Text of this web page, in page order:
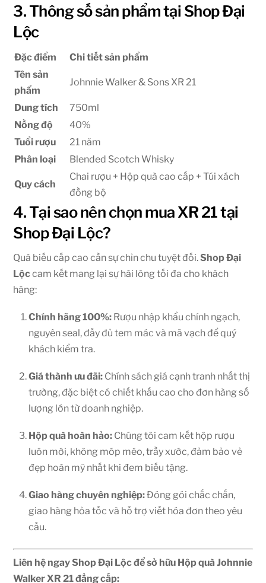
3. Thông số sản phẩm tại Shop Đại
Lộc
Đặc điểm
Chi tiết sản phẩm
Tên sản
phẩm
Johnnie Walker & Sons XR 21
Dung tích
750ml
Nồng độ
40%
Tuổi rượu
21 năm
Phân loại
Blended Scotch Whisky
Quy cách
Chai rượu + Hộp quà cao cấp + Túi xách
đồng bộ
4. Tại sao nên chọn mua XR 21 tại
Shop Đại Lộc?
Quà biếu cấp cao cần sự chỉn chu tuyệt đối.Shop Đại
Lộccam kết mang lại sự hài lòng tối đa cho khách
hàng:
Chính hãng 100%: Rượu nhập khẩu chính ngạch,
nguyên seal, đầy đủ tem mác và mã vạch để quý
khách kiểm tra.
Giá thành ưu đãi: Chính sách giá cạnh tranh nhất thị
trường, đặc biệt có chiết khấu cao cho đơn hàng số
lượng lớn từ doanh nghiệp.
Hộp quà hoàn hảo: Chúng tôi cam kết hộp rượu
luôn mới, không móp méo, trầy xước, đảm bảo vẻ
đẹp hoàn mỹ nhất khi đem biếu tặng.
Giao hàng chuyên nghiệp:Đóng gói chắc chắn,
giao hàng hỏa tốc và hỗ trợ viết hóa đơn theo yêu
cầu.
Liên hệ ngay Shop Đại Lộc để sở hữu Hộp quà Johnnie
Walker XR 21 đẳng cấp: